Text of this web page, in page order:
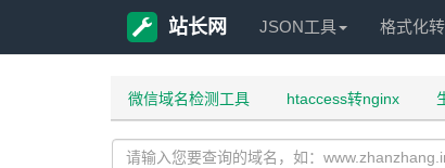
站长网 JSON工具 格式化
微信域名检测工具 htaccess转nginx